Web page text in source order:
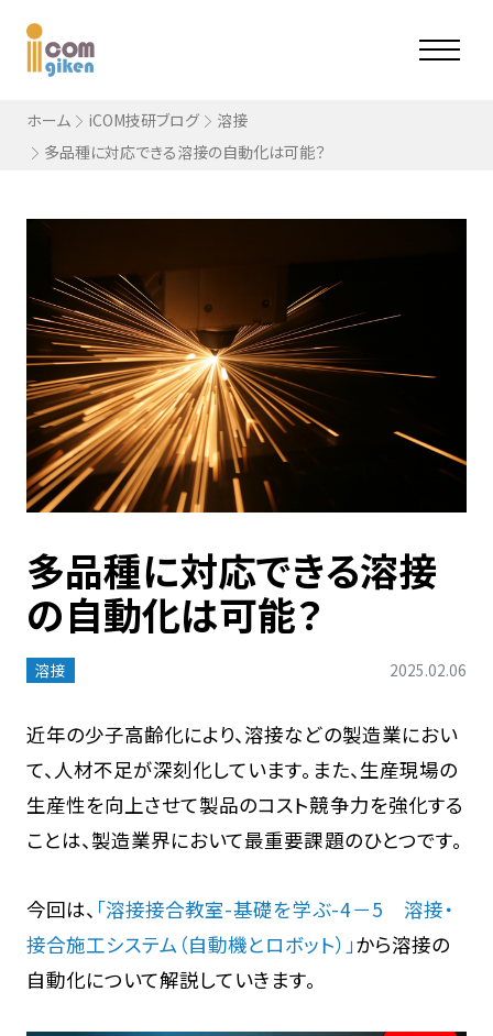
ホーム iCOM技研ブログ
溶接
多品種に対応できる溶接の自動化は可能？
多品種に対応できる溶接
の自動化は可能？
溶接 2025.02.06
近年の少子高齢化により、溶接などの製造業におい
て、人材不足が深刻化しています。また、生産現場の
生産性を向上させて製品のコスト競争力を強化する
ことは、製造業界において最重要課題のひとつです。
今回は、 「溶接接合教室-基礎を学ぶ-4－5 溶接・
接合施工システム（自動機とロボット）」から溶接の
自動化について解説していきます。